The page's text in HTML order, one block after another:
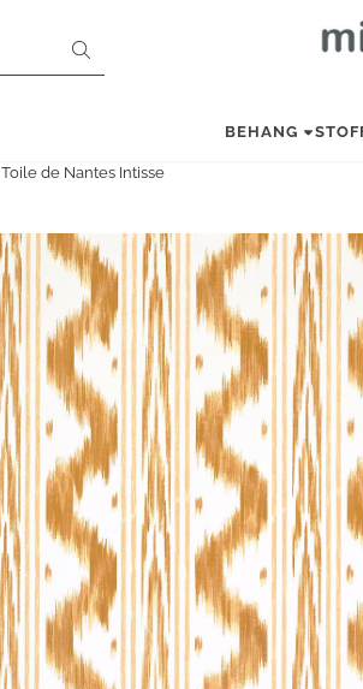
BEHANG
Toile de Nantes Intisse